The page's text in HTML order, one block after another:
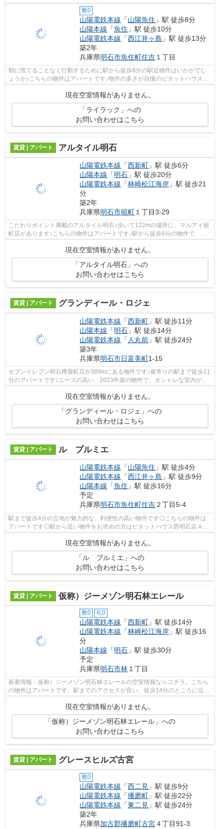
敷0
山陽電鉄本線 「山陽魚住 」駅 徒歩8分
山陽本線 「魚住 」駅 徒歩10分
山陽電鉄本線 「西江井ヶ島 」駅 徒歩13分
築2年
兵庫県明石市魚住町住吉 １丁目
朝に慌てることなく行動するために駅から徒歩8分の駅近物件はいかがでし
ょうか♪こちらの物件はアパートです♪物件の多さが自慢のピタットハウス西
明石店ＡＢＣにご連絡ください♪山陽電...
現在空室情報がありません。
「ライラック」への
お問い合わせはこちら
賃貸 | アパート アルタイル明石
山陽電鉄本線 「西新町 」駅 徒歩6分
山陽本線 「明石 」駅 徒歩20分
山陽電鉄本線 「林崎松江海岸 」駅 徒歩21
分
築2年
兵庫県明石市硯町１丁目3-29
こだわりポイント満載のアルタイル明石♪歩いて122mの場所に、マルアイ硯
町店があります♪こちらの物件はアパートです♪駅から徒歩6分の物件で、電
現在空室情報がありません。
「アルタイル明石」への
お問い合わせはこちら
賃貸 | アパート グランディール・ロジェ
山陽電鉄本線 「西新町 」駅 徒歩11分
山陽本線 「明石 」駅 徒歩14分
山陽電鉄本線 「 人丸前 」駅 徒歩24分
築3年
兵庫県明石市日富美町1-15
セブンイレブン明石樽屋町店が389mにある物件です♪最寄りの駅まで徒歩11
分のアパートです♪ニーズの高い、2023年築の物件で、オシャレな室内が魅
現在空室情報がありません。
「グランディール・ロジェ」への
お問い合わせはこちら
賃貸 | アパート ル プルミエ
山陽電鉄本線 「山陽魚住 」駅 徒歩4分
山陽電鉄本線 「西江井ヶ島 」駅 徒歩9分
山陽本線 「魚住 」駅 徒歩16分
予定
兵庫県明石市魚住町住吉２丁目5-4
駅まで徒歩4分の立地が魅力的な、利便性の高い物件です◎こちらの物件は
アパートです◎駅から近い物件をお求めの方はピタットハウス西明石店ＡＢ
Ｃまでご連絡ください◎山陽電鉄本線山陽...
現在空室情報がありません。
「ル プルミエ」への
お問い合わせはこちら
賃貸 | アパート 仮称）ジーメゾン明石林エレール
敷0 礼0
山陽電鉄本線 「西新町 」駅 徒歩14分
山陽電鉄本線 「林崎松江海岸 」駅 徒歩16
分
山陽本線 「明石 」駅 徒歩30分
予定
兵庫県明石市林１丁目
新着情報：仮称）ジーメゾン明石林エレールの空室情報ならコチラ。こちら
の物件はアパートです。駅までのアクセスが良い、徒歩14分のところに位置
現在空室情報がありません。
「仮称）ジーメゾン明石林エレール」への
お問い合わせはこちら
賃貸 | アパート グレースヒルズ古宮
敷0
山陽電鉄本線 「西二見 」駅 徒歩9分
山陽電鉄本線 「播磨町 」駅 徒歩22分
山陽電鉄本線 「東二見 」駅 徒歩24分
築2年
兵庫県加古郡播磨町古宮４丁目91-3